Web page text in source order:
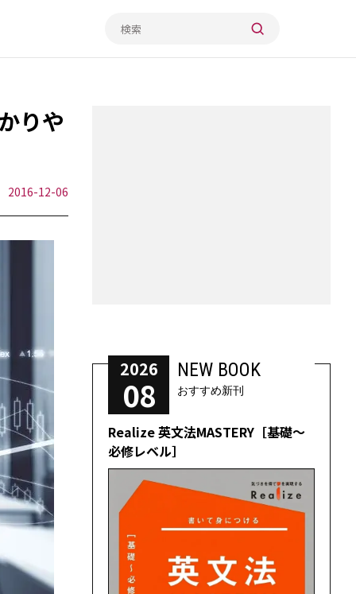
りや
2016-12-06
2026
08
NEW BOOK
おすすめ新刊
Realize 英文法MASTERY［基礎～
必修レベル］